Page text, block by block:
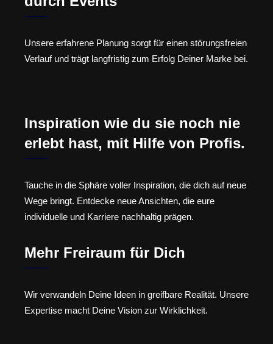
Unsere erfahrene Planung sorgt für einen störungsfreien
Verlauf und trägt langfristig zum Erfolg Deiner Marke bei.
Inspiration wie du sie noch nie
erlebt hast, mit Hilfe von Profis.
Tauche in die Sphäre voller Inspiration, die dich auf neue
Wege bringt. Entdecke neue Ansichten, die eure
individuelle und Karriere nachhaltig prägen.
Mehr Freiraum für Dich
Wir verwandeln Deine Ideen in greifbare Realität. Unsere
Expertise macht Deine Vision zur Wirklichkeit.